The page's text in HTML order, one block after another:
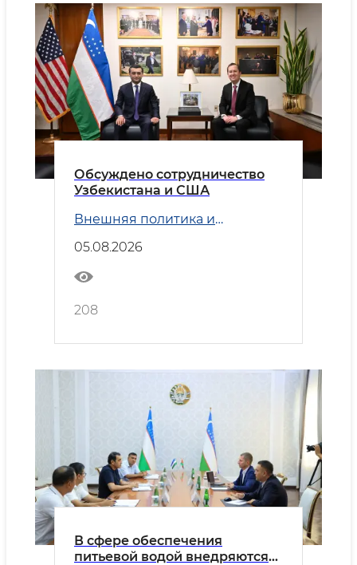
Обсуждено сотрудничество
Узбекистана и США
Внешняя политика и
05.08.2026
208
В сфере обеспечения
питьевой водой внедряются